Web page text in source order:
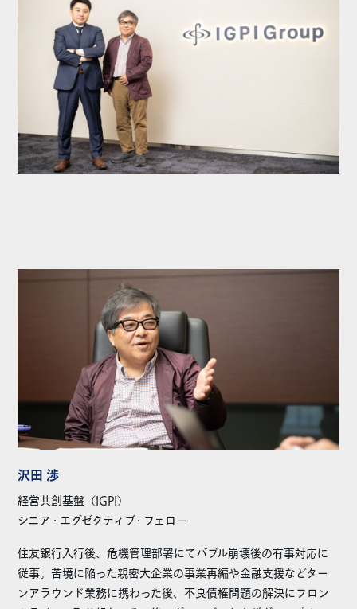
沢田 渉
経営共創基盤（IGPI）
シニア・エグゼクティブ・フェロー
住友銀行入行後、危機管理部署にてバブル崩壊後の有事対応に
従事。苦境に陥った親密大企業の事業再編や金融支援などター
ンアラウンド業務に携わった後、不良債権問題の解決にフロン